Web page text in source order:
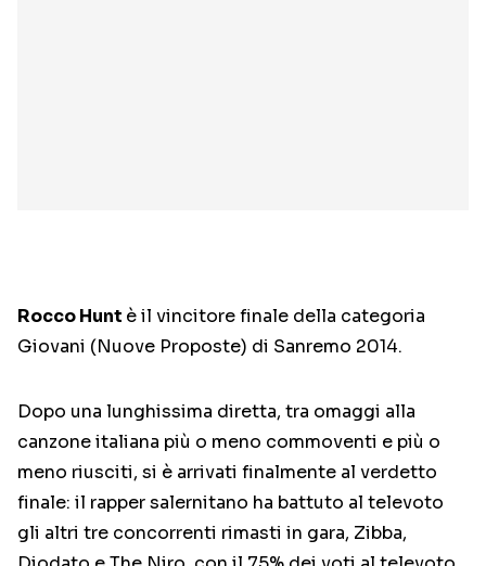
Rocco Hunt è il vincitore finale della categoria
Giovani (Nuove Proposte) di Sanremo 2014.
Dopo una lunghissima diretta, tra omaggi alla
canzone italiana più o meno commoventi e più o
meno riusciti, si è arrivati finalmente al verdetto
finale: il rapper salernitano ha battuto al televoto
gli altri tre concorrenti rimasti in gara, Zibba,